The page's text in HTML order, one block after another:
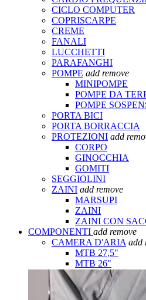
CICLO COMPUTER
COPRISCARPE
CREME
FANALI
LUCCHETTI
PARAFANGHI
POMPE add remove
MINIPOMPE
POMPE DA
POMPE
PORTA BICI
PORTA BORRACCIA
PROTEZIONI add
CORPO
GINOCCHIA
GOMITI
SEGGIOLINI
ZAINI add remove
MARSUPI
ZAINI
ZAINI CON
COMPONENTI add remove
CAMERA D'ARIA add
MTB 27,5"
MTB 26"
MTB 29"
BICI DA CORSA